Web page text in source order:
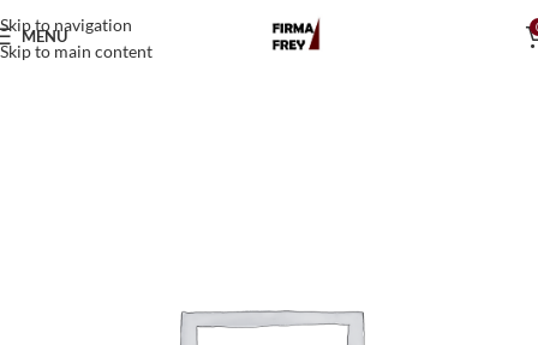
Skip to navigation
Skip to main content
MENU